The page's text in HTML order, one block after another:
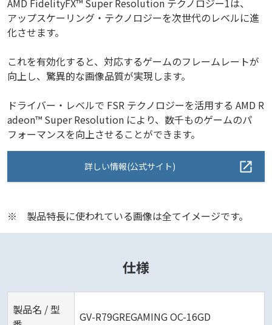
AMD FidelityFX™ Super Resolution テクノロジー1は、
アップスケーリング・テクノロジーを次世代のレベルに進
化させます。
これを有効化すると、対応するゲームのフレームレートが
向上し、驚異的な画像品質が実現します。
ドライバー・レベルで FSR テクノロジーを活用する AMD R
adeon™ Super Resolution により、数千ものゲームのパ
フォーマンスを向上させることができます。
詳しい情報(公式サイト)
※ 製品特長に使われている画像は全てイメージです。
仕様
製品名 / 型
GV-R79GREGAMING OC-16GD